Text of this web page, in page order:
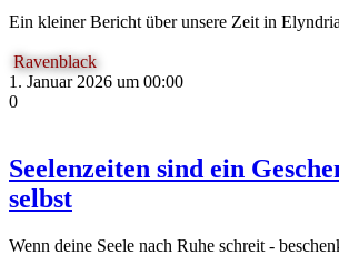
Ein kleiner Bericht über unsere Zeit in Elyndria
Ravenblack
1. Januar 2026 um 00:00
0
Seelenzeiten sind ein
selbst
Wenn deine Seele nach Ruhe schreit -